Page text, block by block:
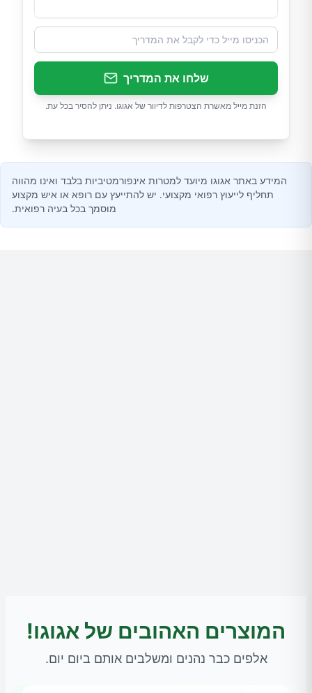
שלחו את המדריך
הזנת מייל מאשרת הצטרפות לדיוור של אגוגו. ניתן להסיר בכל עת.
המידע באתר אגוגו מיועד למטרות אינפורמטיביות בלבד ואינו מהווה
תחליף לייעוץ רפואי מקצועי. יש להתייעץ עם רופא או איש מקצוע
מוסמך בכל בעיה רפואית.
המוצרים האהובים של אגוגו!
אלפים כבר נהנים ומשלבים אותם ביום יום.